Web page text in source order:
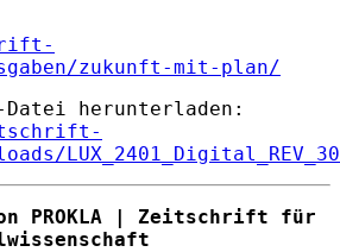
zukunft-mit-plan/
Datei herunterladen:
PROKLA | Zeitschrift für